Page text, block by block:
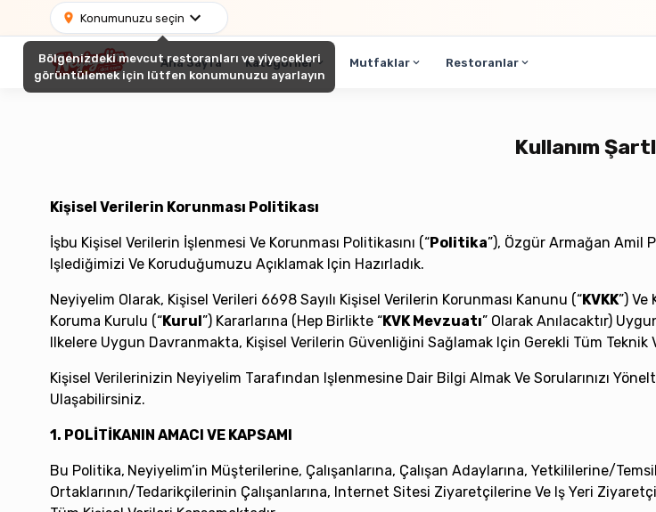
Konumunuzu seçin
Ana Sayfa Kategoriler Mutfaklar Restoranlar
Kullanım
Kişisel Verilerin Korunması Politikası
İşbu Kişisel Verilerin İşlenmesi Ve Korunması Politikasını (“Politika”), Özgür Armağan Amil
Işlediğimizi Ve Koruduğumuzu Açıklamak Için Hazırladık.
Neyiyelim Olarak, Kişisel Verileri 6698 Sayılı Kişisel Verilerin Korunması Kanunu (“KVKK”)
Koruma Kurulu (“Kurul”) Kararlarına (hep Birlikte “KVK Mevzuatı” Olarak Anılacaktır)
Ilkelere Uygun Davranmakta, Kişisel Verilerin Güvenliğini Sağlamak Için Gerekli Tüm Teknik
Kişisel Verilerinizin Neyiyelim Tarafından Işlenmesine Dair Bilgi Almak Ve Sorularınızı
Ulaşabilirsiniz.
1. POLİTİKANIN AMACI VE KAPSAMI
Bu Politika, Neyiyelim’in Müşterilerine, Çalışanlarına, Çalışan Adaylarına, Yetkililerine/
Ortaklarının/tedarikçilerinin Çalışanlarına, Internet Sitesi Ziyaretçilerine Ve Iş Yeri
Bölgenizdeki mevcut restoranları ve yiyecekleri
görüntülemek için lütfen konumunuzu ayarlayın